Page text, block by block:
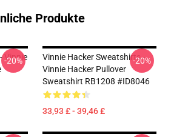
Produkte
Vinnie
-20%
Vinnie Hacker Sweatshirts -
Vinnie Hacker Pullover
Sweatshirt RB1208 #ID8046
33,93 £ - 39,46 £
-20%